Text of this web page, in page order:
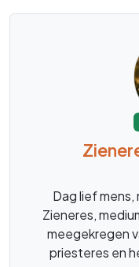
Dag lief mens,
Zieneres,
meegekregen
priesteres en